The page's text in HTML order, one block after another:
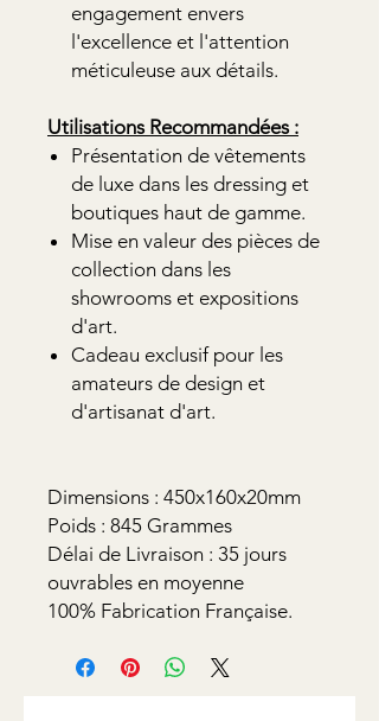
engagement envers
l'excellence et l'attention
méticuleuse aux détails.
Utilisations Recommandées :
Présentation de vêtements
de luxe dans les dressing et
boutiques haut de gamme.
Mise en valeur des pièces de
collection dans les
showrooms et expositions
d'art.
Cadeau exclusif pour les
amateurs de design et
d'artisanat d'art.
Dimensions : 450x160x20mm
Poids : 845 Grammes
Délai de Livraison : 35 jours
ouvrables en moyenne
100% Fabrication Française.